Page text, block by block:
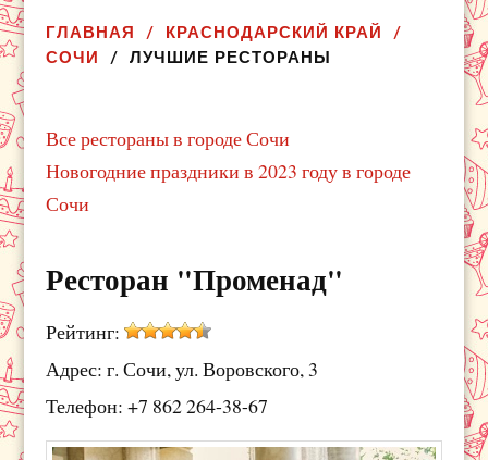
ГЛАВНАЯ
КРАСНОДАРСКИЙ КРАЙ
СОЧИ
ЛУЧШИЕ РЕСТОРАНЫ
Все рестораны в городе Сочи
Новогодние праздники в 2023 году в городе
Сочи
Ресторан "Променад"
Рейтинг:
Адрес: г. Сочи, ул. Воровского, 3
Телефон: +7 862 264-38-67